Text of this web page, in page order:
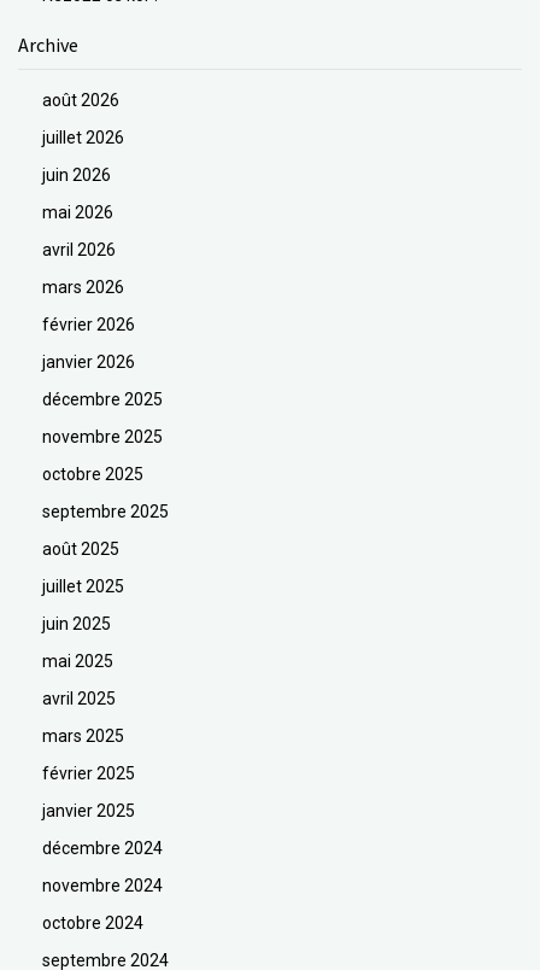
Archive
août 2026
juillet 2026
juin 2026
mai 2026
avril 2026
mars 2026
février 2026
janvier 2026
décembre 2025
novembre 2025
octobre 2025
septembre 2025
août 2025
juillet 2025
juin 2025
mai 2025
avril 2025
mars 2025
février 2025
janvier 2025
décembre 2024
novembre 2024
octobre 2024
septembre 2024